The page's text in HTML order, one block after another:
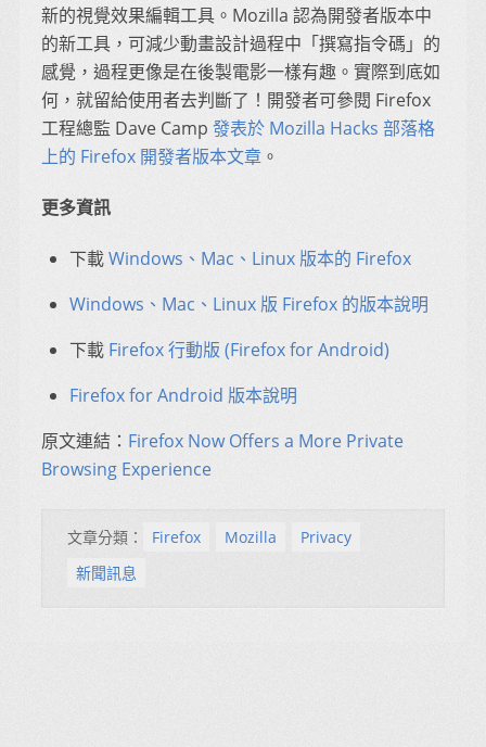
新的視覺效果編輯工具。Mozilla 認為開發者版本中
的新工具，可減少動畫設計過程中「撰寫指令碼」的
感覺，過程更像是在後製電影一樣有趣。實際到底如
何，就留給使用者去判斷了！開發者可參閱 Firefox
工程總監 Dave Camp 發表於 Mozilla Hacks 部落格
上的 Firefox 開發者版本文章 。
更多資訊
下載Windows、Mac、Linux 版本的 Firefox
Windows、Mac、Linux 版 Firefox 的版本說明
下載 Firefox 行動版 (Firefox for Android)
Firefox for Android 版本說明
原文連結： Firefox Now Offers a More Private
Browsing Experience
文章分類： Firefox Mozilla
Privacy
新聞訊息